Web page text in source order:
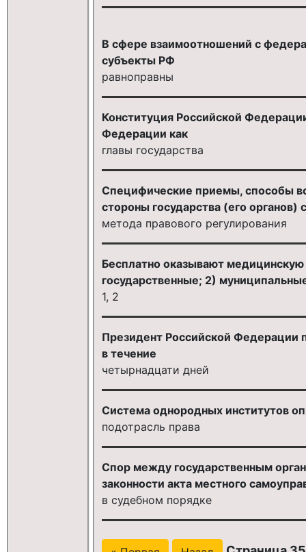
В сфере взаимоотношений с
субъекты РФ
равноправны
Конституция Российской
Федерации как
главы государства
Специфические приемы, способы
стороны государства (его
метода правового регулирования
Бесплатно оказывают
государственные; 2)
1, 2
Президент Российской Федерации
в течение
четырнадцати дней
Система однородных институтов
подотрасль права
Спор между государственным
законности акта местного
в судебном порядке